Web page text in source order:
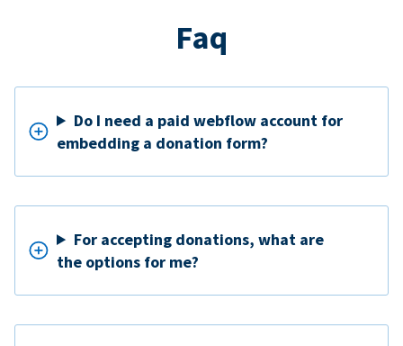
Faq
Do I need a paid webflow account for
embedding a donation form?
For accepting donations, what are
the options for me?